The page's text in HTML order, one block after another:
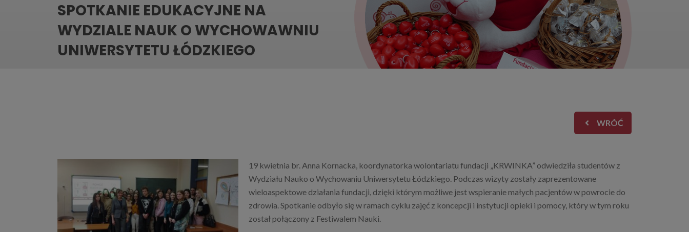
SPOTKANIE EDUKACYJNE NA
WYDZIALE NAUK O WYCHOWAWNIU
UNIWERSYTETU ŁÓDZKIEGO
WRÓĆ
19 kwietnia br. Anna Kornacka, koordynatorka wolontariatu fundacji „KRWINKA” odwiedziła studentów z
Wydziału Nauko o Wychowaniu Uniwersytetu Łódzkiego. Podczas wizyty zostały zaprezentowane
wieloaspektowe działania fundacji, dzięki którym możliwe jest wspieranie małych pacjentów w powrocie do
zdrowia. Spotkanie odbyło się w ramach cyklu zajęć z koncepcji i instytucji opieki i pomocy, który w tym roku
został połączony z Festiwalem Nauki.